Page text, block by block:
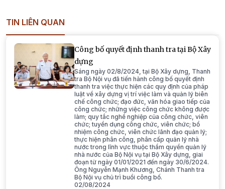
TIN LIÊN QUAN
Công bố quyết định thanh tra tại Bộ Xây
dựng
Sáng ngày 02/8/2024, tại Bộ Xây dựng, Thanh
tra Bộ Nội vụ đã tiến hành công bố quyết định
thanh tra việc thực hiện các quy định của pháp
luật về xây dựng vị trí việc làm và quản lý biên
chế công chức; đạo đức, văn hóa giao tiếp của
công chức; những việc công chức không được
làm; quy tắc nghề nghiệp của công chức, viên
chức; tuyển dụng công chức, viên chức; bổ
nhiệm công chức, viên chức lãnh đạo quản lý;
thực hiện phân công, phân cấp quản lý nhà
nước trong lĩnh vực thuộc thẩm quyền quản lý
nhà nước của Bộ Nội vụ tại Bộ Xây dựng, giai
đoạn từ ngày 01/01/2021 đến ngày 30/6/2024.
Ông Nguyễn Mạnh Khương, Chánh Thanh tra
Bộ Nội vụ chủ trì buổi công bố.
02/08/2024